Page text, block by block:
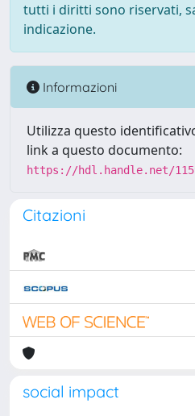
tutti i diritti sono riservati,
indicazione.
Informazioni
Utilizza questo
link a questo documento:
https://hdl.handle.net/
Citazioni
social impact